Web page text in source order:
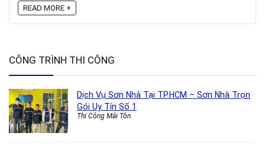
READ MORE +
CÔNG TRÌNH THI CÔNG
Dịch Vụ Sơn Nhà Tại TP.HCM – Sơn Nhà Trọn
Gói Uy Tín Số 1
Thi Công Mái Tôn